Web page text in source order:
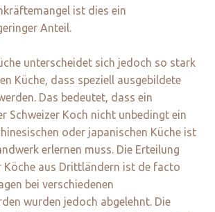
ist dies ein
Anteil.
unterscheidet sich jedoch so stark
Küche, dass speziell ausgebildete
Das bedeutet, dass ein
Schweizer Koch nicht unbedingt ein
oder japanischen Küche ist
erlernen muss. Die Erteilung
Köche aus Drittländern ist de facto
bei verschiedenen
wurden jedoch abgelehnt. Die